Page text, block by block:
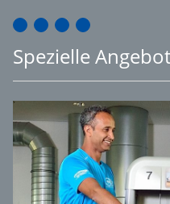
Spezielle